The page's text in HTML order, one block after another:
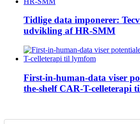
Tidlige data imponerer:
udvikling af HR-SMM
First-in-human-data viser
the-shelf CAR-T-celleterapi